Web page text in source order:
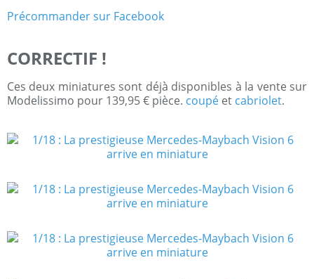
Précommander sur Facebook
CORRECTIF !
Ces deux miniatures sont déjà disponibles à la vente sur
Modelissimo pour 139,95 € pièce. coupé et cabriolet.